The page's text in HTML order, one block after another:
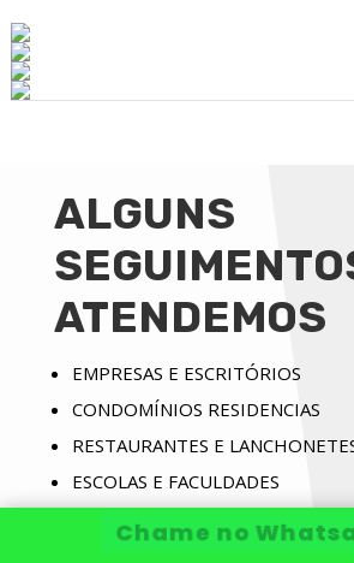
ALGUNS
ATENDEMOS
EMPRESAS E ESCRITÓRIOS
CONDOMÍNIOS RESIDENCIAS
RESTAURANTES E
ESCOLAS E FACULDADES
Chame no